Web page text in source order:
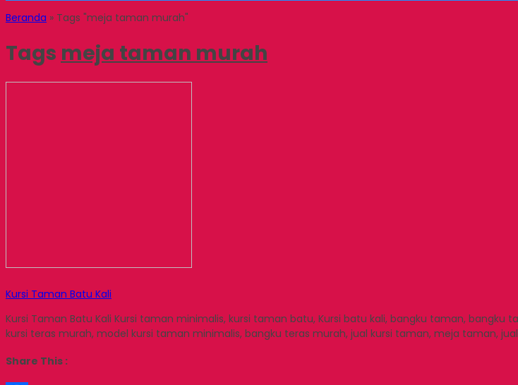
Beranda » Tags "meja taman murah"
Tags meja taman murah
Kursi Taman Batu Kali
Kursi Taman Batu Kali Kursi taman minimalis, kursi taman batu, Kursi batu kali, bangku taman,
kursi teras murah, model kursi taman minimalis, bangku teras murah, jual kursi taman, meja taman,
Share This :